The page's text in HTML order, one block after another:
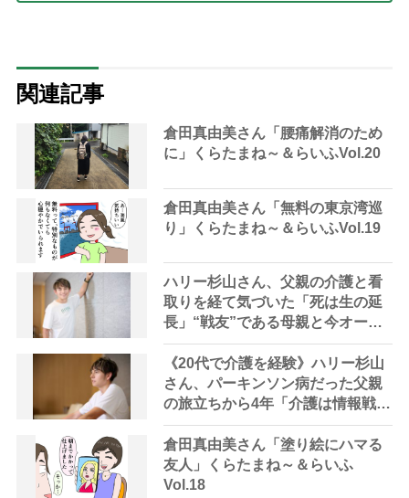
関連記事
倉田真由美さん「腰痛解消のため
に」くらたまね～＆らいふVol.20
倉田真由美さん「無料の東京湾巡
り」くらたまね～＆らいふVol.19
ハリー杉山さん、父親の介護と看
取りを経て気づいた「死は生の延
長」“戦友”である母親と今オープ
ンに語る「終活」
《20代で介護を経験》ハリー杉山
さん、パーキンソン病だった父親
の旅立ちから4年「介護は情報戦。
情報という武器があれば闘い抜け
る」
倉田真由美さん「塗り絵にハマる
友人」くらたまね～＆らいふ
Vol.18